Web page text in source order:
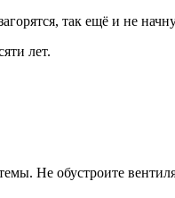
так ещё и не
лет.
Не обустроите